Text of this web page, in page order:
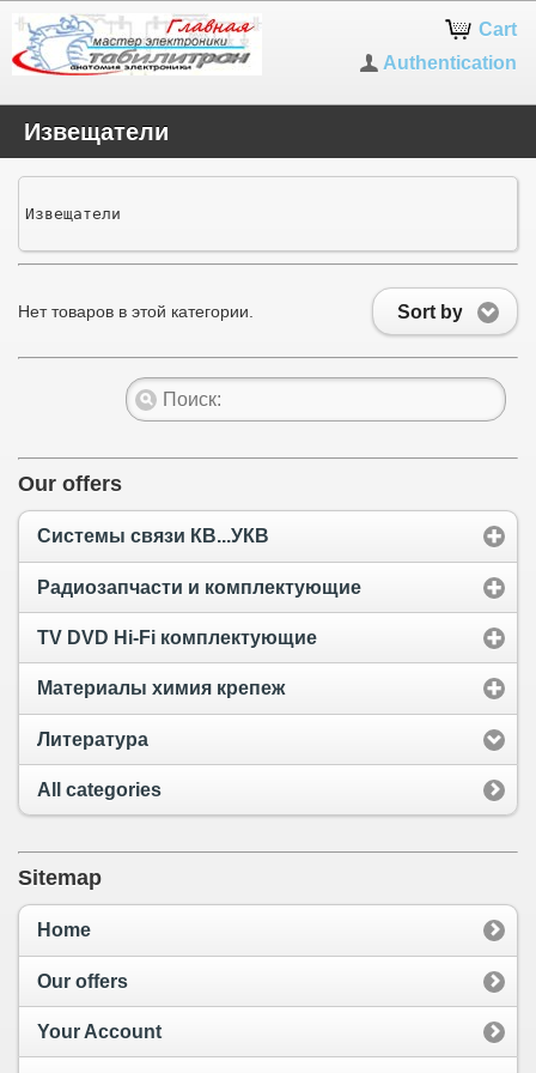
Cart
Authentication
Извещатели
Извещатели
Sort by
Нет товаров в этой категории.
Our offers
Системы связи КВ...УКВ
Радиозапчасти и комплектующие
TV DVD Hi-Fi комплектующие
Материалы химия крепеж
Литература
All categories
Sitemap
Home
Our offers
Your Account